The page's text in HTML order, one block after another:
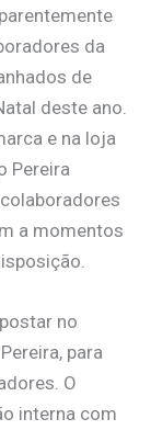
da
de
deste ano.
e na loja
Pereira
a momentos
no
para
O
interna com